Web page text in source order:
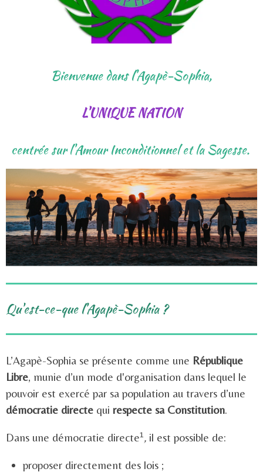
Bienvenue dans l'Agapè-Sophia,
L'UNIQUE NATION
centrée sur l'Amour Inconditionnel et la Sagesse.
Qu'est-ce-que l'Agapè-Sophia ?
L’Agapè-Sophia se présente comme une République
Libre, munie d’un mode d'organisation dans lequel le
pouvoir est exercé par sa population au travers d’une
démocratie directe qui respecte sa Constitution.
Dans une démocratie directe1 , il est possible de:
proposer directement des lois ;